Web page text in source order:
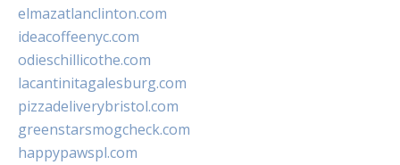
elmazatlanclinton.com
ideacoffeenyc.com
odieschillicothe.com
lacantinitagalesburg.com
pizzadeliverybristol.com
greenstarsmogcheck.com
happypawspl.com